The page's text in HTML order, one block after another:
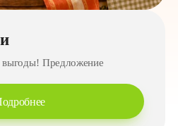
Предложение